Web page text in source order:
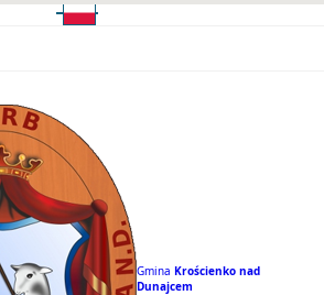
Gmina Krościenko nad
Dunajcem